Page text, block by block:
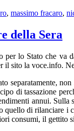
, massimo fracaro,
della Sera
lo Stato che
il sito la voce.info.
separatamente,
di tassazione
annui.
quello di rilanciare
consumi, il gettito